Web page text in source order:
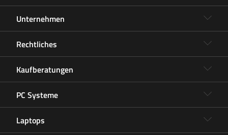
Unternehmen
Rechtliches
Kaufberatungen
PC Systeme
Laptops